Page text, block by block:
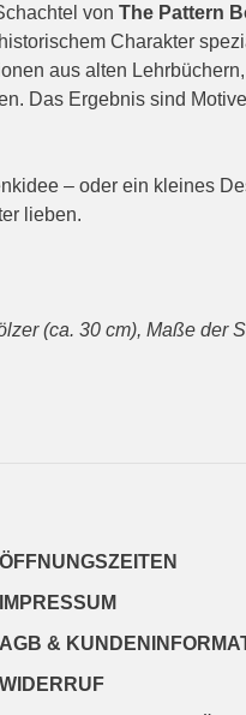
von The Pattern
Charakter
aus alten
Das Ergebnis sind
– oder ein kleines
lieben.
(ca. 30 cm), Maße der
ÖFFNUNGSZEITEN
IMPRESSUM
AGB &
WIDERRUF